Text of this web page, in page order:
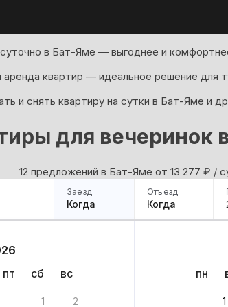
в Бат-Яме — выгоднее и
аренда квартир — идеальное решение для
и снять квартиру на сутки в Бат-Яме и
для вечеринок
12 предложений в Бат-Яме oт 13 277 ₽ /
Заезд
Когда
Отъезд
Когда
пт сб вс
1 2
пн
1